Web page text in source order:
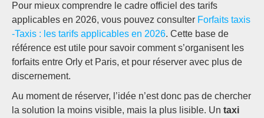
Pour mieux comprendre le cadre officiel des tarifs
applicables en 2026, vous pouvez consulter Forfaits taxis
-Taxis : les tarifs applicables en 2026. Cette base de
référence est utile pour savoir comment s’organisent les
forfaits entre Orly et Paris, et pour réserver avec plus de
discernement.
Au moment de réserver, l’idée n’est donc pas de chercher
la solution la moins visible, mais la plus lisible. Un taxi